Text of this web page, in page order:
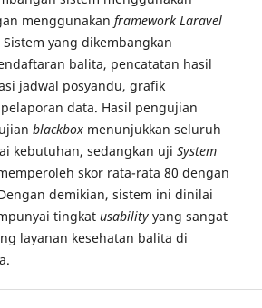
menggunakan framework Laravel
Sistem yang dikembangkan
balita, pencatatan hasil
jadwal posyandu, grafik
data. Hasil pengujian
blackboxmenunjukkan seluruh
kebutuhan, sedangkan uji System
skor rata-rata 80 dengan
demikian, sistem ini dinilai
tingkat usabilityyang sangat
layanan kesehatan balita di